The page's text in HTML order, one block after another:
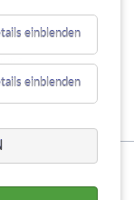
einblenden
einblenden